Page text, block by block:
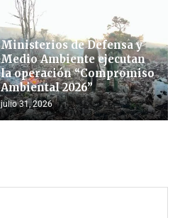
Ministerios de Defensa y
Medio Ambiente ejecutan
la operación “Compromiso
Ambiental 2026”
julio 31, 2026